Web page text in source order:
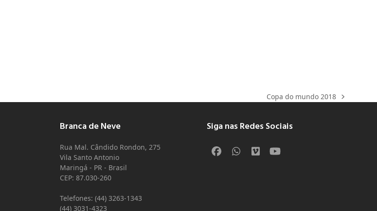
Copa do mundo 2018
Branca de Neve
Rua Mal. Cândido Rondon, 275
Vila Santo Antonio
Maringá - PR - Brasil
CEP: 87.030-260
Telefones: (44) 3263-1343
(44) 3031-4323
Siga nas Redes Sociais